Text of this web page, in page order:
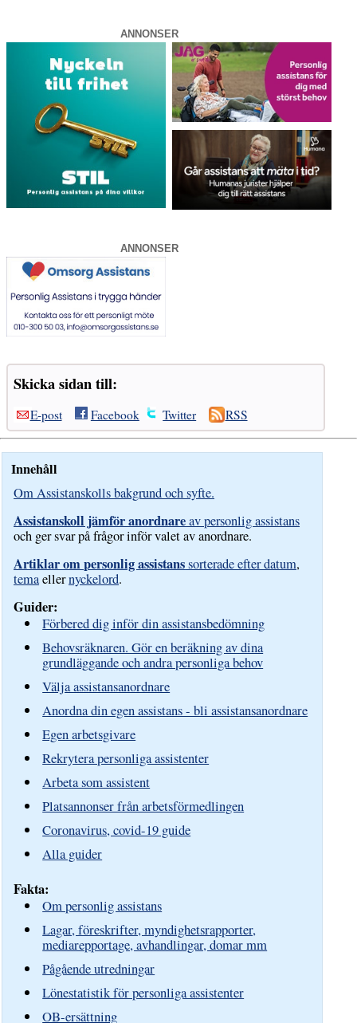
ANNONSER
ANNONSER
Skicka sidan till:
E-post Facebook Twitter RSS
Innehåll
Om Assistanskolls bakgrund och syfte.
Assistanskoll jämför anordnareav personlig assistans
och ger svar på frågor inför valet av anordnare.
Artiklar om personlig assistanssorterade efter datum,
temaellernyckelord.
Guider:
Förbered dig inför din assistansbedömning
Behovsräknaren. Gör en beräkning av dina
grundläggande och andra personliga behov
Välja assistansanordnare
Anordna din egen assistans - bli assistansanordnare
Egen arbetsgivare
Rekrytera personliga assistenter
Arbeta som assistent
Platsannonser från arbetsförmedlingen
Coronavirus, covid-19 guide
Alla guider
Fakta:
Om personlig assistans
Lagar, föreskrifter, myndighetsrapporter,
mediarepportage, avhandlingar, domar mm
Pågående utredningar
Lönestatistik för personliga assistenter
OB-ersättning